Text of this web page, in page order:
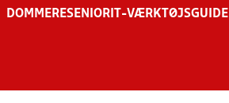
DOMMERESENIOR IT-VÆRKTØJSGUIDE